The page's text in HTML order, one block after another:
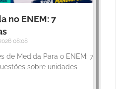
no ENEM: 7
08:08
de Medida Para o ENEM: 7
sobre unidades